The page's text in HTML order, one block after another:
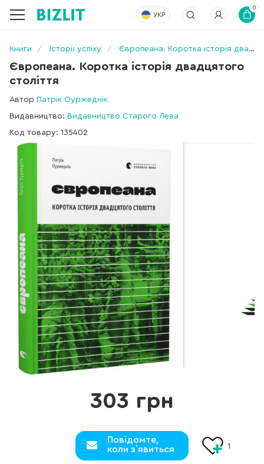
УКР
0
Книги Історії успіху Європеана. Коротка історія двадцятого століття
Європеана. Коротка історія двадцятого
століття
Автор Патрік Оуржеднік
Видавництво: Видавництво Старого Лева
Код товару: 135402
303 грн
Повідомте,
коли з`явиться
1